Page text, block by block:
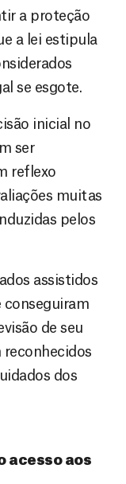
a proteção
a lei estipula
se esgote.
inicial no
ser
reflexo
muitas
pelos
assistidos
conseguiram
de seu
reconhecidos
dos
acesso aos